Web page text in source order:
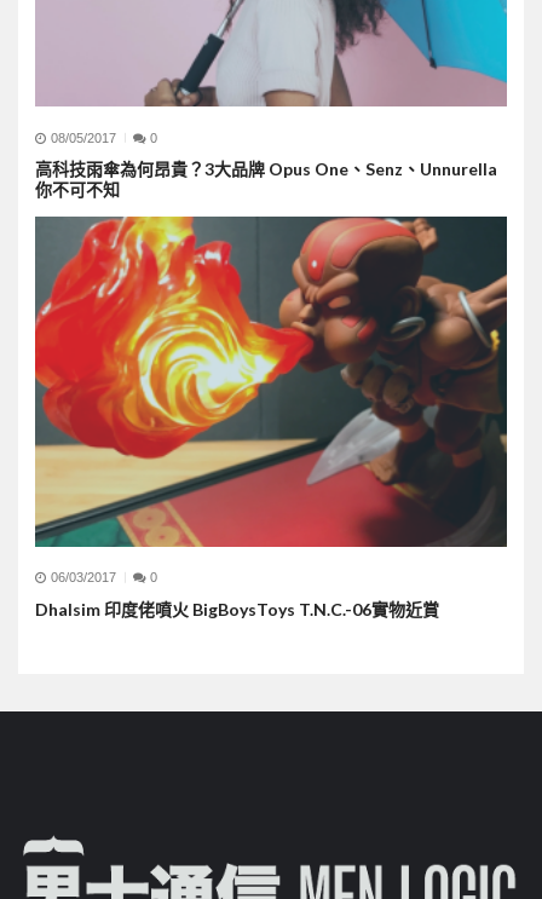
08/05/2017 0
高科技雨傘為何昂貴？3大品牌 Opus One、Senz、Unnurella
你不可不知
06/03/2017 0
Dhalsim 印度佬噴火 BigBoysToys T.N.C.-06實物近賞